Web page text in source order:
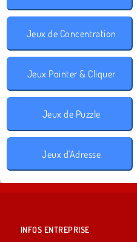
Jeux de Concentration
Jeux Pointer & Cliquer
Jeux de Puzzle
Jeux d'Adresse
INFOS ENTREPRISE